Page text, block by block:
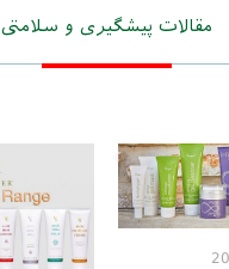
مقالات پیشگیری و سلامتی